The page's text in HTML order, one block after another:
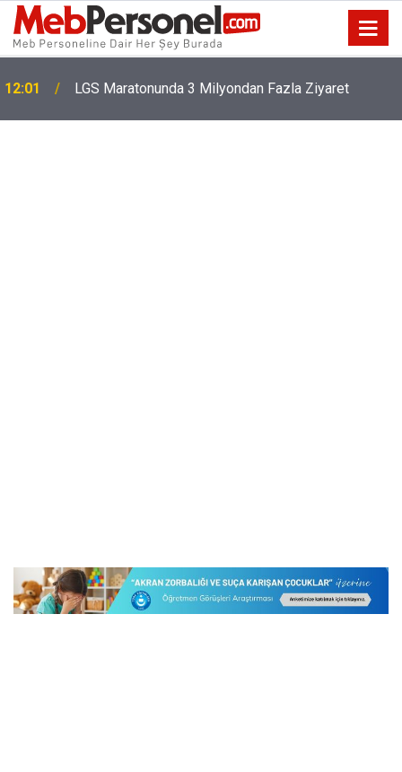
12:01 LGS Maratonunda 3 Milyondan Fazla Ziyaret